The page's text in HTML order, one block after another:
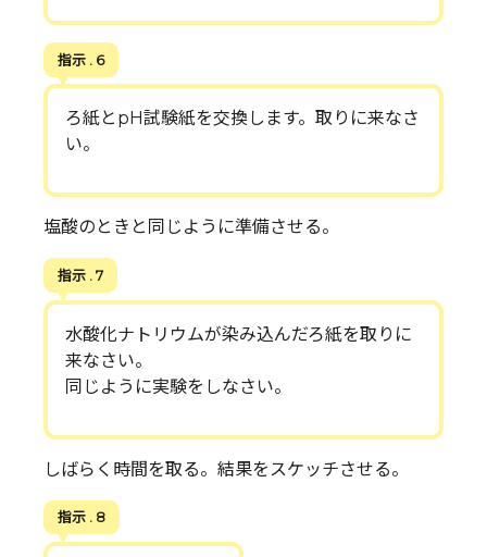
指示 . 6
ろ紙とpH試験紙を交換します。取りに来なさ
い。
塩酸のときと同じように準備させる。
指示 . 7
水酸化ナトリウムが染み込んだろ紙を取りに
来なさい。
同じように実験をしなさい。
しばらく時間を取る。結果をスケッチさせる。
指示 . 8